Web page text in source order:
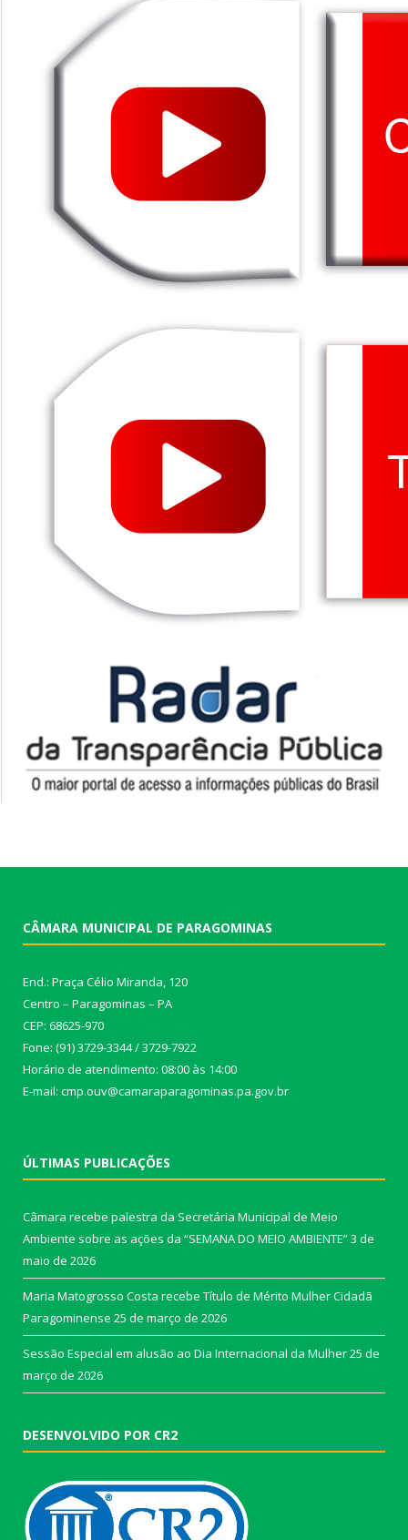
CÂMARA MUNICIPAL DE PARAGOMINAS
End.: Praça Célio Miranda, 120
Centro – Paragominas – PA
CEP: 68625-970
Fone: (91) 3729-3344 / 3729-7922
Horário de atendimento: 08:00 às 14:00
E-mail: cmp.ouv@camaraparagominas.pa.gov.br
ÚLTIMAS PUBLICAÇÕES
Câmara recebe palestra da Secretária Municipal de Meio
Ambiente sobre as ações da “SEMANA DO MEIO AMBIENTE”3 de
maio de 2026
Maria Matogrosso Costa recebe Título de Mérito Mulher Cidadã
Paragominense 25 de março de 2026
Sessão Especial em alusão ao Dia Internacional da Mulher25 de
março de 2026
DESENVOLVIDO POR CR2